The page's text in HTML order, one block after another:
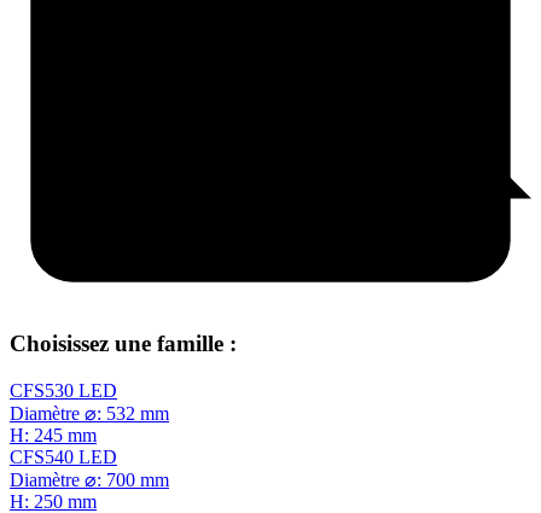
Choisissez une famille :
CFS530 LED
Diamètre ⌀: 532 mm
H: 245 mm
CFS540 LED
Diamètre ⌀: 700 mm
H: 250 mm